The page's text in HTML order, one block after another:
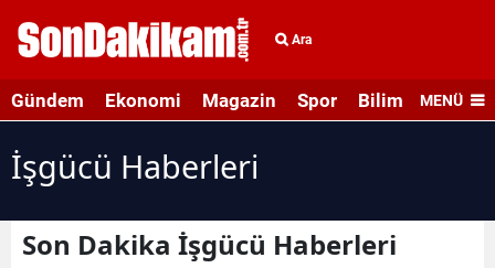
Ara
Gündem Ekonomi Magazin Spor Bilim veMENÜ
İşgücü Haberleri
Son Dakika İşgücü Haberleri